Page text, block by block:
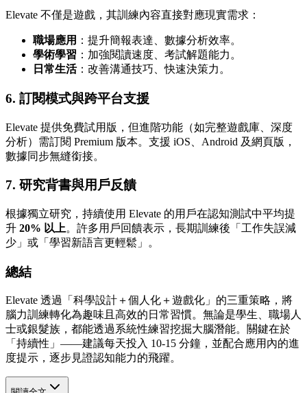
Elevate 不僅是遊戲，其訓練內容直接對應現實需求：
職場應用 ：提升簡報表達、數據分析效率。
學術學習 ：加強閱讀速度、考試解題能力。
日常生活：改善溝通技巧、快速決策力。
6. 訂閱模式與跨平台支援
Elevate 提供免費試用版，但進階功能（如完整遊戲庫、深度
分析）需訂閱 Premium 版本。支援 iOS、Android 及網頁版，
數據同步無縫銜接。
7. 研究背書與用戶反饋
根據獨立研究，持續使用 Elevate 的用戶在認知測試中平均提
升 20% 以上。許多用戶回饋表示，長期訓練後「工作失誤減
少」或「學習新語言更輕鬆」。
總結
Elevate 透過「科學設計＋個人化＋遊戲化」的三重策略，將
腦力訓練轉化為趣味且高效的日常習慣。無論是學生、職場人
士或銀髮族，都能透過系統性練習挖掘大腦潛能。關鍵在於
「持續性」——建議每天投入 10-15 分鐘，並配合應用內的進
度提示，逐步見證認知能力的飛躍。